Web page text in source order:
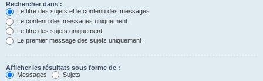
Rechercher dans :
Le titre des sujets et le contenu des messages
Le contenu des messages uniquement
Le titre des sujets uniquement
Le premier message des sujets uniquement
Afficher les résultats sous forme de :
Messages
Sujets